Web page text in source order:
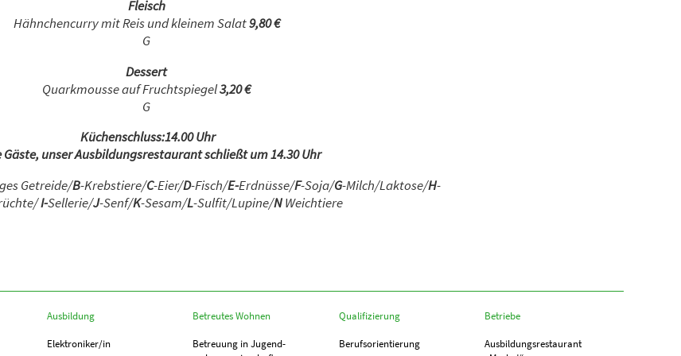
Fleisch
Hähnchencurry mit Reis und kleinem Salat9,80 €
G
Dessert
Quarkmousse auf Fruchtspiegel3,20 €
G
Küchenschluss:14.00 Uhr
Gäste, unser Ausbildungsrestaurant schließt um 14.30 Uhr
Getreide/B-Krebstiere/C-Eier/D-Fisch/E-Erdnüsse/F-Soja/G-Milch/Laktose/H-
I-Sellerie/J-Senf/K-Sesam/L-Sulfit/Lupine/NWeichtiere
Ausbildung
Elektroniker/in
Betreutes Wohnen
Betreuung in Jugend­­
Qualifizierung
Berufs­orientierung
Betriebe
Ausbildungs­­restaurant